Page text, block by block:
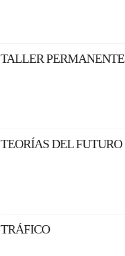
TALLER PERMANENTE
TEORÍAS DEL FUTURO
TRÁFICO